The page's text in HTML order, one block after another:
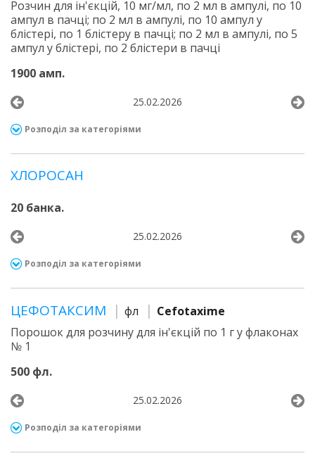
Розчин для ін'єкцій, 10 мг/мл, по 2 мл в ампулі, по 10
ампул в пачці; по 2 мл в ампулі, по 10 ампул у
блістері, по 1 блістеру в пачці; по 2 мл в ампулі, по 5
ампул у блістері, по 2 блістери в пачці
1900 амп.
25.02.2026
Розподіл за категоріями
ХЛОРОСАН
20 банка.
25.02.2026
Розподіл за категоріями
ЦЕФОТАКСИМ фл
Cefotaxime
Порошок для розчину для ін'єкцій по 1 г у флаконах
№ 1
500 фл.
25.02.2026
Розподіл за категоріями